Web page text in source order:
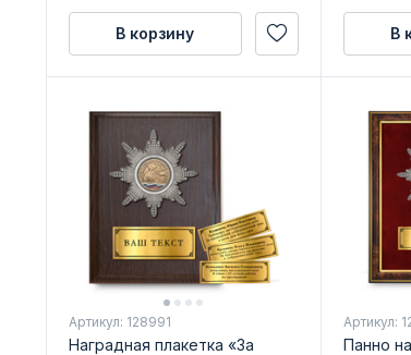
В корзину В
Артикул: 128991
Наградная плакетка «За
Артикул:
Панно